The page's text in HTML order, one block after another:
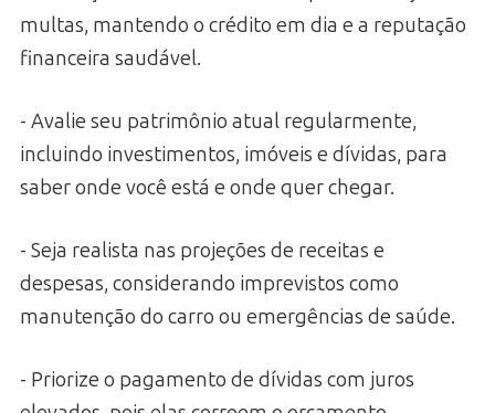
multas, mantendo o crédito em dia e a reputação
financeira saudável.
- Avalie seu patrimônio atual regularmente,
incluindo investimentos, imóveis e dívidas, para
saber onde você está e onde quer chegar.
- Seja realista nas projeções de receitas e
despesas, considerando imprevistos como
manutenção do carro ou emergências de saúde.
- Priorize o pagamento de dívidas com juros